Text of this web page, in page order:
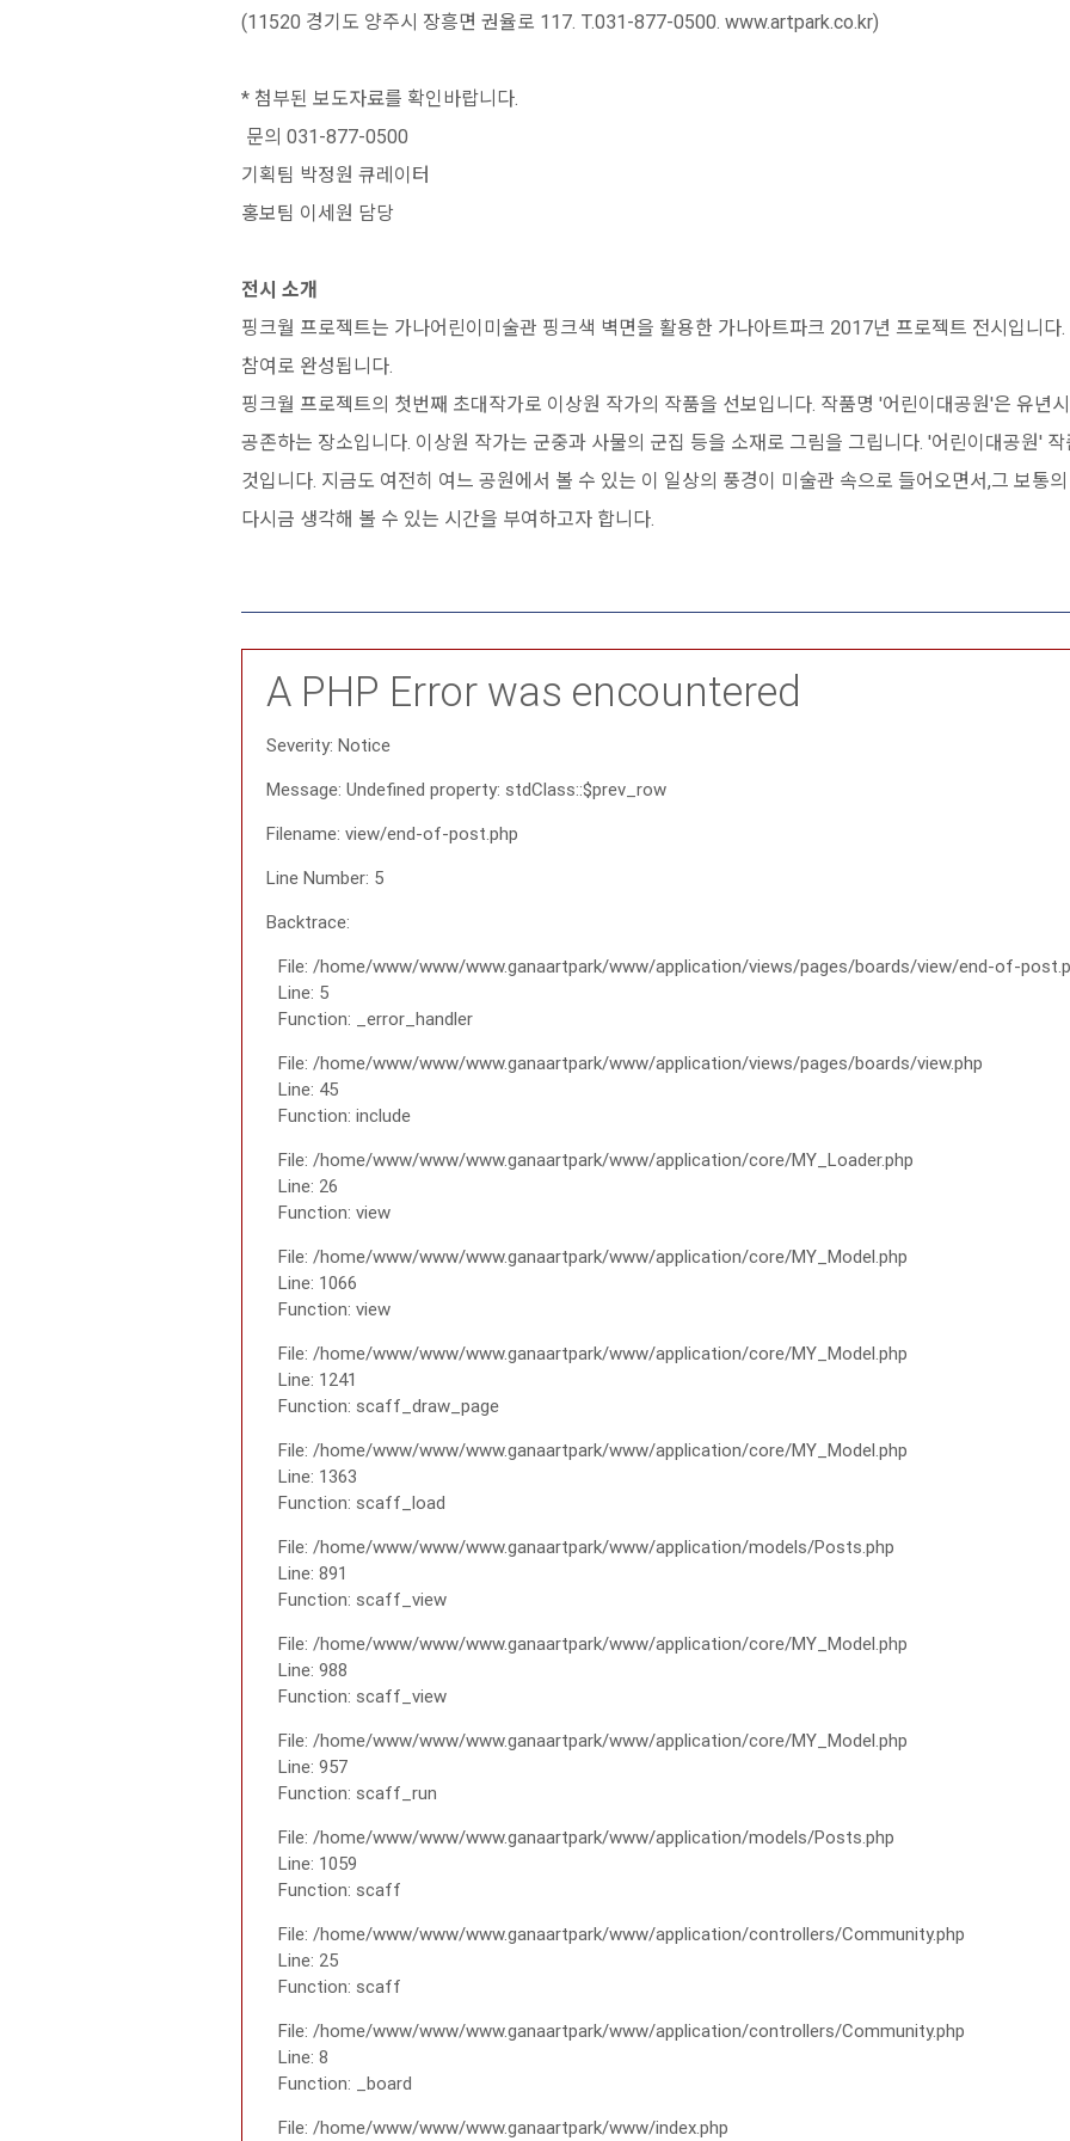
(11520 경기도 양주시 장흥면 권율로 117. T.031-877-0500. www.artpark.co.kr)
* 첨부된 보도자료를 확인바랍니다.
문의 031-877-0500
기획팀 박정원 큐레이터
홍보팀 이세원 담당
전시 소개
핑크월 프로젝트는 가나어린이미술관 핑크색 벽면을 활용한 가나아트파크 2017년 프로젝트 전시입니다
참여로 완성됩니다.
핑크월 프로젝트의 첫번째 초대작가로 이상원 작가의 작품을 선보입니다. 작품명 '어린이대공원'은 유년
공존하는 장소입니다. 이상원 작가는 군중과 사물의 군집 등을 소재로 그림을 그립니다. '어린이대공원'
것입니다. 지금도 여전히 여느 공원에서 볼 수 있는 이 일상의 풍경이 미술관 속으로 들어오면서,그 보통
다시금 생각해 볼 수 있는 시간을 부여하고자 합니다.
A PHP Error was encountered
Severity: Notice
Message: Undefined property: stdClass::$prev_row
Filename: view/end-of-post.php
Line Number: 5
Backtrace:
File: /home/www/www/www.ganaartpark/www/application/views/pages/boards/view/end-of-
Line: 5
Function: _error_handler
File: /home/www/www/www.ganaartpark/www/application/views/pages/boards/view.php
Line: 45
Function: include
File: /home/www/www/www.ganaartpark/www/application/core/MY_Loader.php
Line: 26
Function: view
File: /home/www/www/www.ganaartpark/www/application/core/MY_Model.php
Line: 1066
Function: view
File: /home/www/www/www.ganaartpark/www/application/core/MY_Model.php
Line: 1241
Function: scaff_draw_page
File: /home/www/www/www.ganaartpark/www/application/core/MY_Model.php
Line: 1363
Function: scaff_load
File: /home/www/www/www.ganaartpark/www/application/models/Posts.php
Line: 891
Function: scaff_view
File: /home/www/www/www.ganaartpark/www/application/core/MY_Model.php
Line: 988
Function: scaff_view
File: /home/www/www/www.ganaartpark/www/application/core/MY_Model.php
Line: 957
Function: scaff_run
File: /home/www/www/www.ganaartpark/www/application/models/Posts.php
Line: 1059
Function: scaff
File: /home/www/www/www.ganaartpark/www/application/controllers/Community.php
Line: 25
Function: scaff
File: /home/www/www/www.ganaartpark/www/application/controllers/Community.php
Line: 8
Function: _board
File: /home/www/www/www.ganaartpark/www/index.php